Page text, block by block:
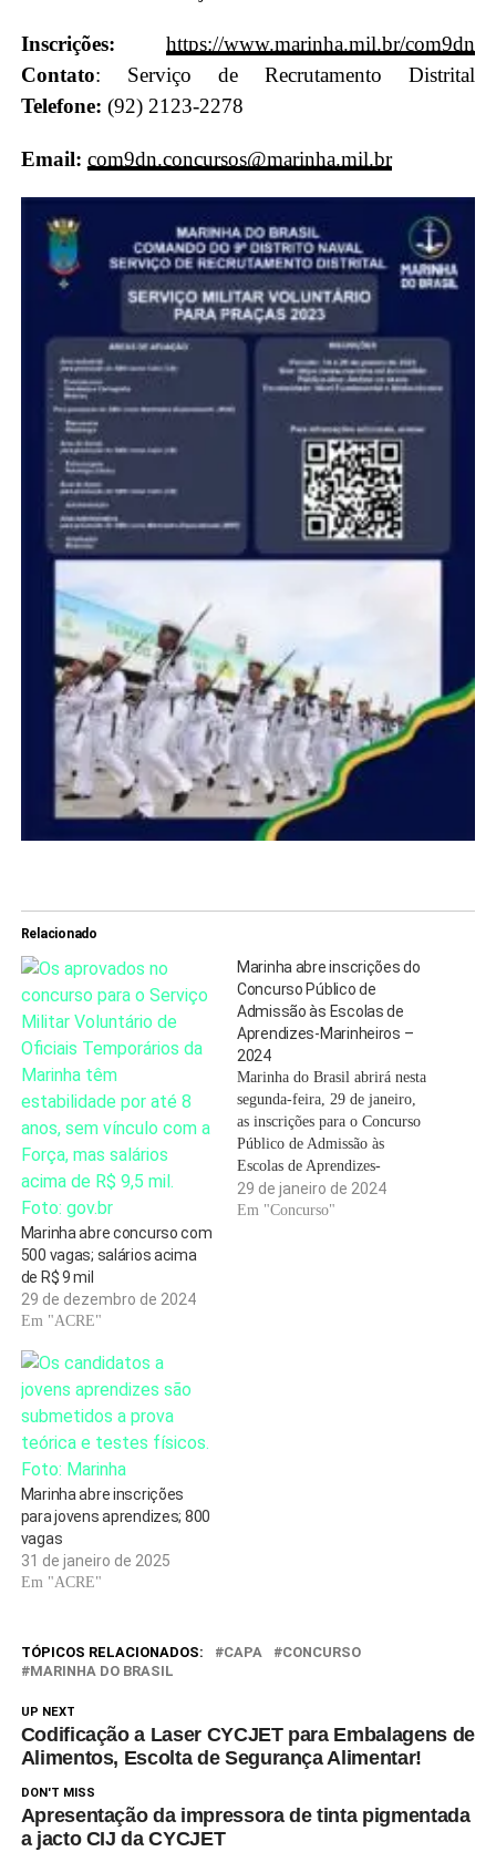
Inscrições:https://www.marinha.mil.br/com9dn
Contato: Serviço de Recrutamento Distrital
Telefone: (92) 2123-2278
Email: com9dn.concursos@marinha.mil.br
Relacionado
Marinha abre concurso com
500 vagas; salários acima
de R$ 9 mil
29 de dezembro de 2024
Em "ACRE"
Marinha abre inscrições do
Concurso Público de
Admissão às Escolas de
Aprendizes-Marinheiros –
2024
Marinha do Brasil abrirá nesta
segunda-feira, 29 de janeiro,
as inscrições para o Concurso
Público de Admissão às
Escolas de Aprendizes-
Marinheiros (CPAEAM) –
2024, com a oferta de 600
29 de janeiro de 2024
Em "Concurso"
Marinha abre inscrições
para jovens aprendizes; 800
vagas
31 de janeiro de 2025
Em "ACRE"
TÓPICOS RELACIONADOS: CAPA
CONCURSO
MARINHA DO BRASIL
UP NEXT
Codificação a Laser CYCJET para Embalagens de
Alimentos, Escolta de Segurança Alimentar!
DON'T MISS
Apresentação da impressora de tinta pigmentada
a jacto CIJ da CYCJET